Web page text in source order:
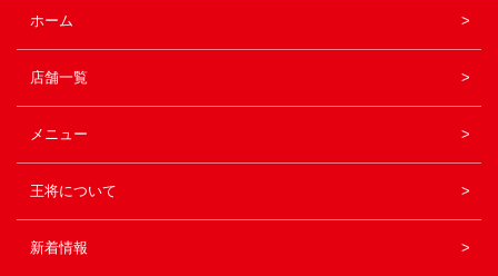
ホーム
店舗一覧
メニュー
王将について
新着情報